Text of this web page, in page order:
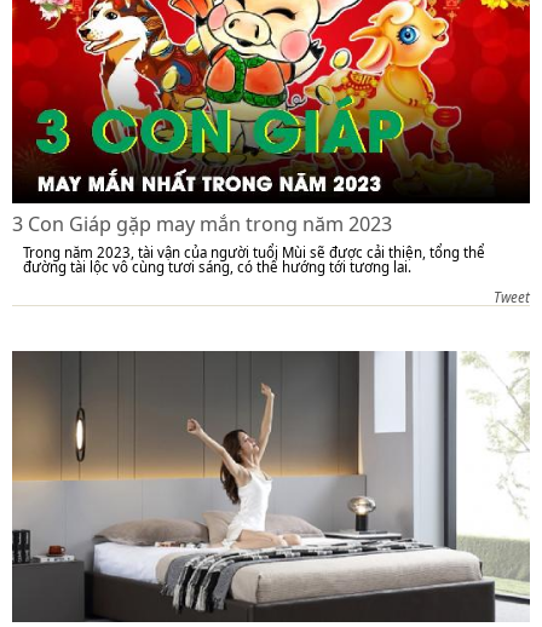
3 Con Giáp gặp may mắn trong năm 2023
Trong năm 2023, tài vận của người tuổi Mùi sẽ được cải thiện, tổng thể
đường tài lộc vô cùng tươi sáng, có thể hướng tới tương lai.
Tweet